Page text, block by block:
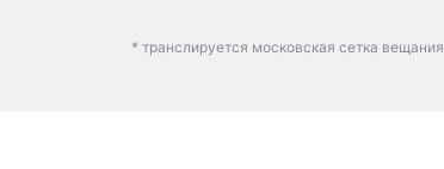
* транслируется московская сетка вещания